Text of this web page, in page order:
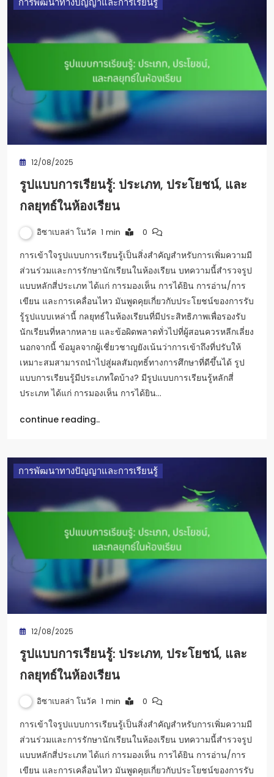
12/08/2025
รูปแบบการเรียนรู้: ประเภท, ประโยชน์, และ
กลยุทธ์ในห้องเรียน
อิซาเบลล่า โนวัค 1 min 0
การเข้าใจรูปแบบการเรียนรู้เป็นสิ่งสำคัญสำหรับการเพิ่มความมี
ส่วนร่วมและการรักษานักเรียนในห้องเรียน บทความนี้สำรวจรูป
แบบหลักสี่ประเภท ได้แก่ การมองเห็น การได้ยิน การอ่าน/การ
เขียน และการเคลื่อนไหว มันพูดคุยเกี่ยวกับประโยชน์ของการรับ
รู้รูปแบบเหล่านี้ กลยุทธ์ในห้องเรียนที่มีประสิทธิภาพเพื่อรองรับ
นักเรียนที่หลากหลาย และข้อผิดพลาดทั่วไปที่ผู้สอนควรหลีกเลี่ยง
นอกจากนี้ ข้อมูลจากผู้เชี่ยวชาญยังเน้นว่าการเข้าถึงที่ปรับให้
เหมาะสมสามารถนำไปสู่ผลสัมฤทธิ์ทางการศึกษาที่ดีขึ้นได้ รูป
แบบการเรียนรู้มีประเภทใดบ้าง? มีรูปแบบการเรียนรู้หลักสี่
ประเภท ได้แก่ การมองเห็น การได้ยิน…
continue reading..
การพัฒนาทางปัญญาและการเรียนรู้
12/08/2025
รูปแบบการเรียนรู้: ประเภท, ประโยชน์, และ
กลยุทธ์ในห้องเรียน
อิซาเบลล่า โนวัค 1 min 0
การเข้าใจรูปแบบการเรียนรู้เป็นสิ่งสำคัญสำหรับการเพิ่มความมี
ส่วนร่วมและการรักษานักเรียนในห้องเรียน บทความนี้สำรวจรูป
แบบหลักสี่ประเภท ได้แก่ การมองเห็น การได้ยิน การอ่าน/การ
เขียน และการเคลื่อนไหว มันพูดคุยเกี่ยวกับประโยชน์ของการรับ